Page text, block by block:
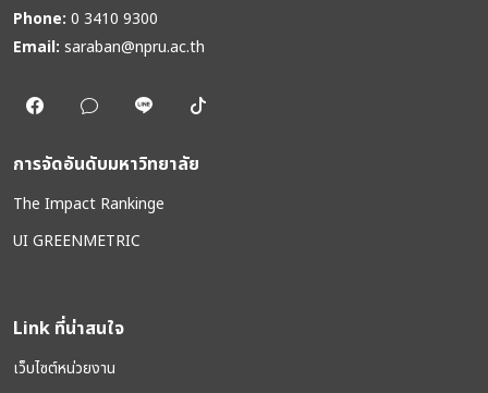
Phone: 0 3410 9300
Email: saraban@npru.ac.th
การจัดอันดับมหาวิทยาลัย
The Impact Rankinge
UI GREENMETRIC
Link ที่น่าสนใจ
เว็บไซต์หน่วยงาน